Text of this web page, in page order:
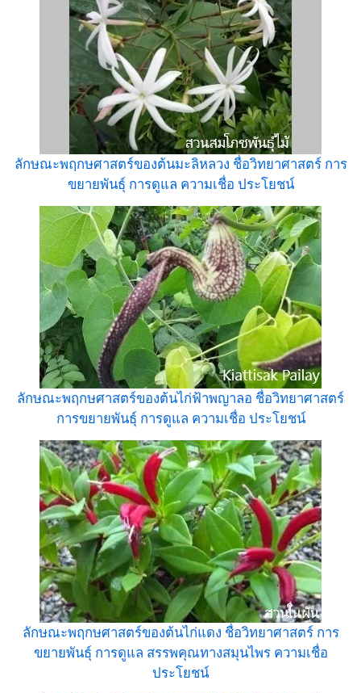
ลักษณะพฤกษศาสตร์ของต้นมะลิหลวง ชื่อวิทยาศาสตร์ การ
ขยายพันธุ์ การดูแล ความเชื่อ ประโยชน์
ลักษณะพฤกษศาสตร์ของต้นไก่ฟ้าพญาลอ ชื่อวิทยาศาสตร์
การขยายพันธุ์ การดูแล ความเชื่อ ประโยชน์
ลักษณะพฤกษศาสตร์ของต้นไก่แดง ชื่อวิทยาศาสตร์ การ
ขยายพันธุ์ การดูแล สรรพคุณทางสมุนไพร ความเชื่อ
ประโยชน์